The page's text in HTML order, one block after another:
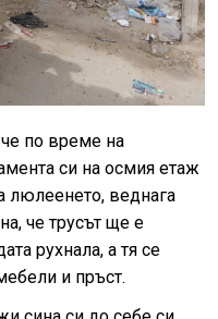
по време на
си на осмия етаж
люлеенето, веднага
че трусът ще е
рухнала, а тя се
и пръст.